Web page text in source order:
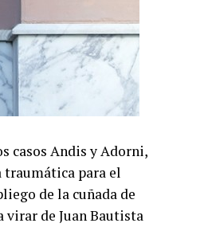
casos Andis y Adorni,
traumática para el
de la cuñada de
virar de Juan Bautista